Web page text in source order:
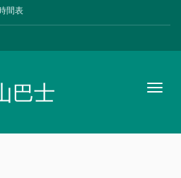
間表
巴士